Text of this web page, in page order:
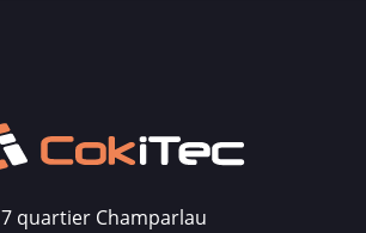
7 quartier Champarlau